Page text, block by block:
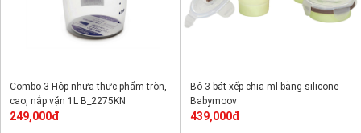
Combo 3 Hộp nhựa thực phẩm tròn,
cao, nắp vặn 1L B_2275KN
249,000đ
Bộ 3 bát xếp chia ml bằng silicone
Babymoov
439,000đ